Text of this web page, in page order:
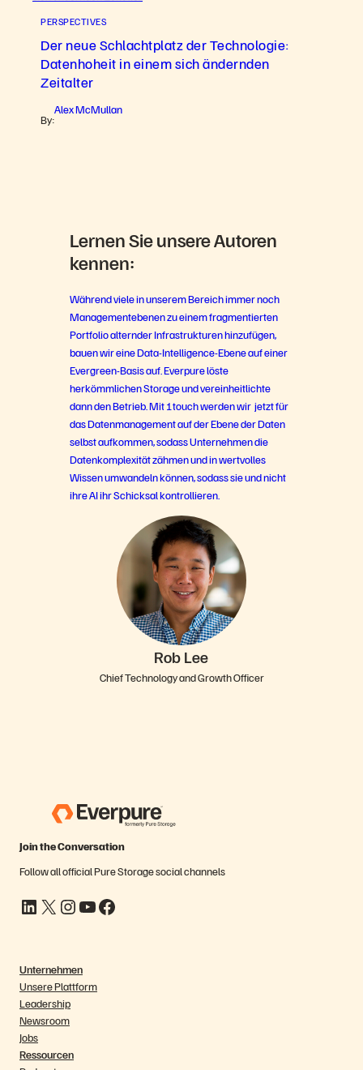
PERSPECTIVES
Der neue Schlachtplatz der Technologie:
Datenhoheit in einem sich ändernden
Zeitalter
By:
Alex McMullan
Lernen Sie unsere Autoren
kennen:
Während viele in unserem Bereich immer noch
Managementebenen zu einem fragmentierten
Portfolio alternder Infrastrukturen hinzufügen,
bauen wir eine Data-Intelligence-Ebene auf einer
Evergreen-Basis auf. Everpure löste
herkömmlichen Storage und vereinheitlichte
dann den Betrieb. Mit 1touch werden wir jetzt für
das Datenmanagement auf der Ebene der Daten
selbst aufkommen, sodass Unternehmen die
Datenkomplexität zähmen und in wertvolles
Wissen umwandeln können, sodass sie und nicht
ihre AI ihr Schicksal kontrollieren.
Rob Lee
Chief Technology and Growth Officer
Join the Conversation
Follow all official Pure Storage social channels
LinkedIn X Instagram YouTube Facebook
Unternehmen
Unsere Plattform
Leadership
Newsroom
Jobs
Ressourcen